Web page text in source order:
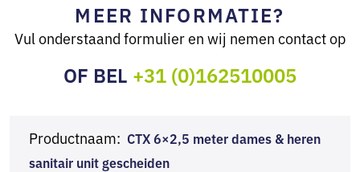
MEER INFORMATIE?
Vul onderstaand formulier en wij nemen contact op
OF BEL +31 (0)162510005
Productnaam: CTX 6×2,5 meter dames & heren
sanitair unit gescheiden